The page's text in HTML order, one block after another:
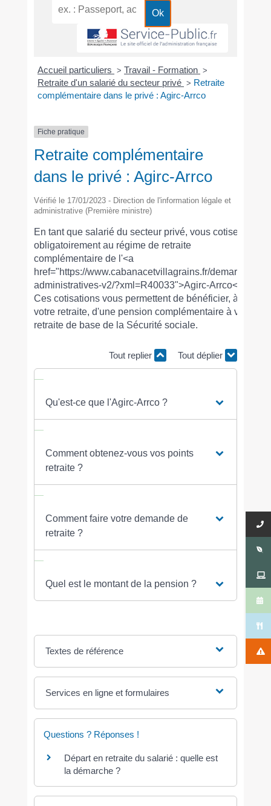
Accueil particuliers > Travail - Formation >
Retraite d'un salarié du secteur privé > Retraite
complémentaire dans le privé : Agirc-Arrco
Fiche pratique
Retraite complémentaire
dans le privé : Agirc-Arrco
Vérifié le 17/01/2023 - Direction de l'information légale et
administrative (Première ministre)
En tant que salarié du secteur privé, vous cotisez
obligatoirement au régime de retraite
complémentaire de l'<a
href="https://www.cabanacetvillagrains.fr/demarches-
administratives-v2/?xml=R40033">Agirc-Arrco</a>.
Ces cotisations vous permettent de bénéficier, à
votre retraite, d'une pension complémentaire à votre
retraite de base de la Sécurité sociale.
Tout replier Tout déplier
Qu'est-ce que l'Agirc-Arrco ?
Comment obtenez-vous vos points
retraite ?
Comment faire votre demande de
retraite ?
Quel est le montant de la pension ?
Textes de référence
Services en ligne et formulaires
Questions ? Réponses !
Départ en retraite du salarié : quelle est
la démarche ?